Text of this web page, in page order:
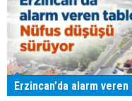
Erzincan'da alarm